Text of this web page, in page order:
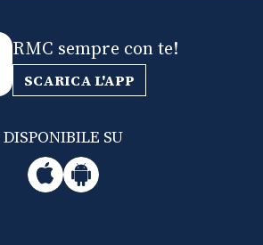
RMC sempre con te!
SCARICA L'APP
DISPONIBILE SU